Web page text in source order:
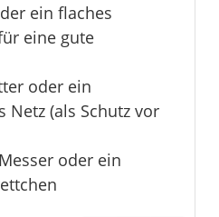
ein flaches
eine gute
oder ein
Netz (als Schutz vor
oder ein